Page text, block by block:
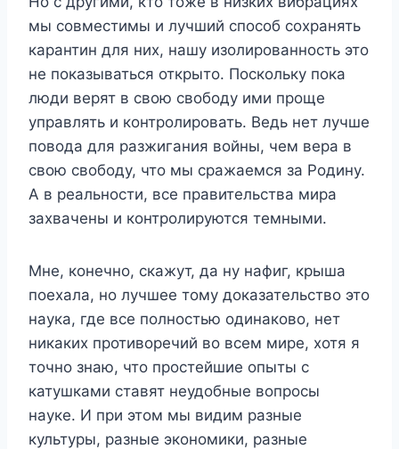
мы совместимы и лучший способ сохранять
карантин для них, нашу изолированность это
не показываться открыто. Поскольку пока
люди верят в свою свободу ими проще
управлять и контролировать. Ведь нет лучше
повода для разжигания войны, чем вера в
свою свободу, что мы сражаемся за Родину.
А в реальности, все правительства мира
захвачены и контролируются темными.
Мне, конечно, скажут, да ну нафиг, крыша
поехала, но лучшее тому доказательство это
наука, где все полностью одинаково, нет
никаких противоречий во всем мире, хотя я
точно знаю, что простейшие опыты с
катушками ставят неудобные вопросы
науке. И при этом мы видим разные
культуры, разные экономики, разные